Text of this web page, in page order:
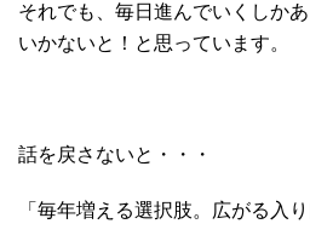
それでも、毎日進んでいくしか
いかないと！と思っています。
話を戻さないと・・・
「毎年増える選択肢。広がる入り